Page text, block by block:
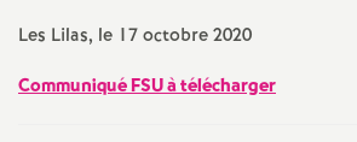
Les Lilas, le 17 octobre 2020
Communiqué FSU à télécharger